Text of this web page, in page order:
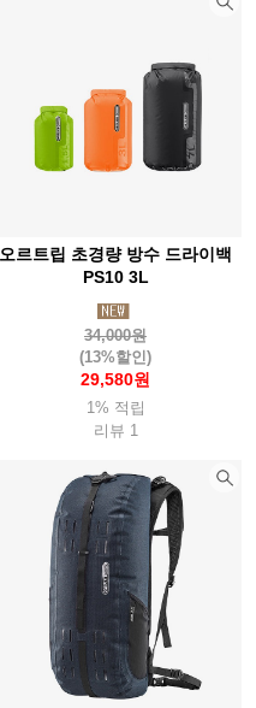
오르트립 초경량 방수 드라이백
PS10 3L
34,000원
(13%할인)
29,580원
1% 적립
리뷰 1